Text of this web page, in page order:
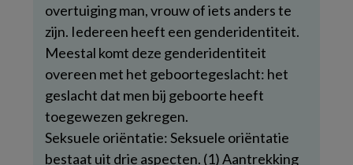
overtuiging man, vrouw of iets anders te
zijn. Iedereen heeft een genderidentiteit.
Meestal komt deze genderidentiteit
overeen met het geboortegeslacht: het
geslacht dat men bij geboorte heeft
toegewezen gekregen.
Seksuele oriëntatie: Seksuele oriëntatie
bestaat uit drie aspecten. (1) Aantrekking